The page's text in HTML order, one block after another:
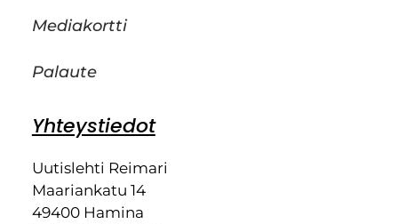
Mediakortti
Palaute
Yhteystiedot
Uutislehti Reimari
Maariankatu 14
49400 Hamina